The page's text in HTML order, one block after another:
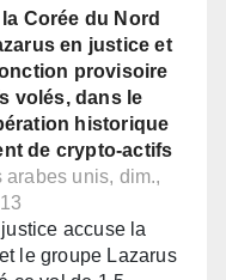
Corée du Nord
en justice et
provisoire
volés, dans le
historique
de crypto-actifs
arabes unis, dim.,
accuse la
le groupe Lazarus